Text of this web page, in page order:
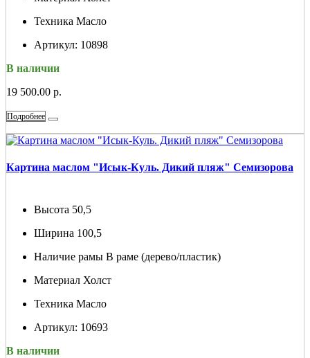
Техника Масло
Артикул: 10898
В наличии
19 500.00 р.
Подробнее
Картина маслом "Исык-Куль. Дикий пляж" Семизорова
Высота 50,5
Ширина 100,5
Наличие рамы В раме (дерево/пластик)
Материал Холст
Техника Масло
Артикул: 10693
В наличии